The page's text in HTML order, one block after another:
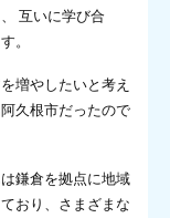
互いに学び合
。
増やしたいと考え
久根市だったので
鎌倉を拠点に地域
おり、さまざまな